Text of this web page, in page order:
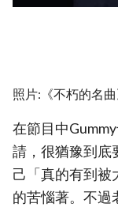
照片:《不朽的名
在節目中
請，很猶豫到底
己「真的有到被
的苦惱著。不過